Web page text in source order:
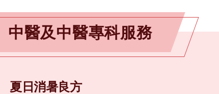
中醫及中醫專科服務
夏日消暑良方